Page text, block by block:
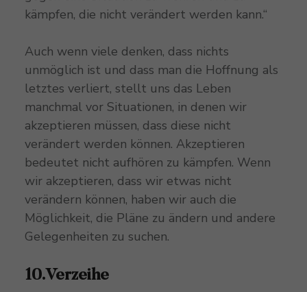
kämpfen, die nicht verändert werden kann.“
Auch wenn viele denken, dass nichts
unmöglich ist und dass man die Hoffnung als
letztes verliert, stellt uns das Leben
manchmal vor Situationen, in denen wir
akzeptieren müssen, dass diese nicht
verändert werden können. Akzeptieren
bedeutet nicht aufhören zu kämpfen. Wenn
wir akzeptieren, dass wir etwas nicht
verändern können, haben wir auch die
Möglichkeit, die Pläne zu ändern und andere
Gelegenheiten zu suchen.
10.Verzeihe